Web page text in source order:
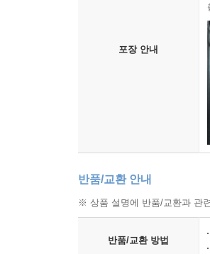
포장 안내
반품/교환 안내
※ 상품 설명에 반품/교환과 관
반품/교환 방법